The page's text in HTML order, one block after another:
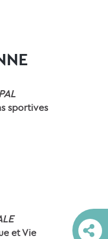
sportives
et Vie